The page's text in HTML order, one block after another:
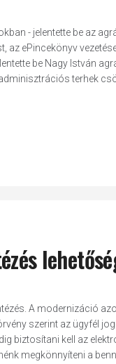
- jelentette be az
az ePincekönyv
be Nagy István
terhek
A modernizáció
szerint az ügyfél
biztosítani kell az
megkönnyíteni a